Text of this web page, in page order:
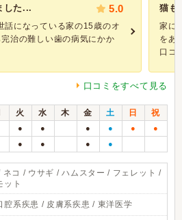
した... 5.0
になっている家の15歳のオ
治の難しい歯の病気にかか
猫も
家に
をあ
口コ
口コミをすべて見る
火 水 木 金 土 日
祝
● ● ● ● ● ●
● ● ● ●
ネコ / ウサギ / ハムスター / フェレット /
ット
腔系疾患 / 皮膚系疾患 / 東洋医学